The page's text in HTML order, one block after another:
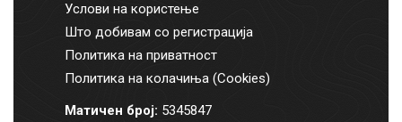
Услови на користење
Што добивам со регистрација
Политика на приватност
Политика на колачиња (Cookies)
Матичен број: 5345847